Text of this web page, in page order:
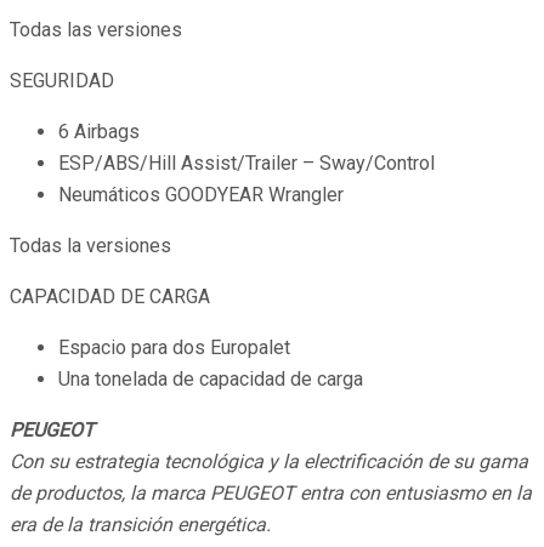
Todas las versiones
SEGURIDAD
6 Airbags
ESP/ABS/Hill Assist/Trailer – Sway/Control
Neumáticos GOODYEAR Wrangler
Todas la versiones
CAPACIDAD DE CARGA
Espacio para dos Europalet
Una tonelada de capacidad de carga
PEUGEOT
Con su estrategia tecnológica y la electrificación de su gama
de productos, la marca PEUGEOT entra con entusiasmo en la
era de la transición energética.